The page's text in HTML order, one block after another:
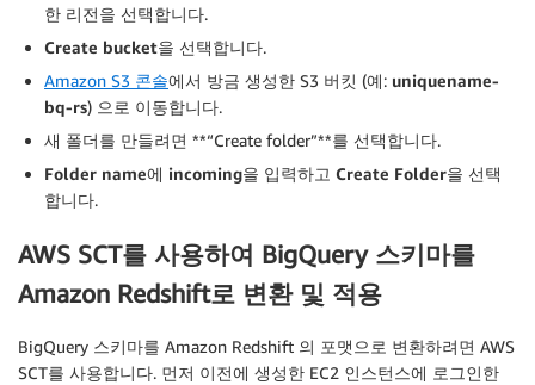
한 리전을 선택합니다.
Create bucket을 선택합니다.
Amazon S3 콘솔에서 방금 생성한 S3 버킷 (예: uniquename-
bq-rs) 으로 이동합니다.
새 폴더를 만들려면 **“Create folder”**를 선택합니다.
Folder name에 incoming을 입력하고 Create Folder을 선택
합니다.
AWS SCT를 사용하여 BigQuery 스키마를
Amazon Redshift로 변환 및 적용
BigQuery 스키마를 Amazon Redshift 의 포맷으로 변환하려면 AWS
SCT를 사용합니다. 먼저 이전에 생성한 EC2 인스턴스에 로그인한